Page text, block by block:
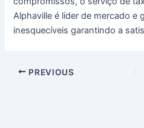
Alphaville é líder de mercado e
inesquecíveis garantindo a
Post
PREVIOUS